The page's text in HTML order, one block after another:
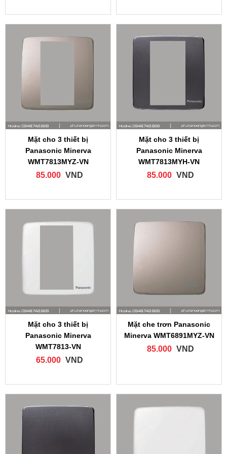
Mặt cho 3 thiết bị
Panasonic Minerva
WMT7813MYZ‑VN
85.000 VND
Mặt cho 3 thiết bị
Panasonic Minerva
WMT7813MYH‑VN
85.000 VND
Mặt cho 3 thiết bị
Panasonic Minerva
WMT7813‑VN
65.000 VND
Mặt che trơn Panasonic
Minerva WMT6891MYZ‑VN
85.000 VND